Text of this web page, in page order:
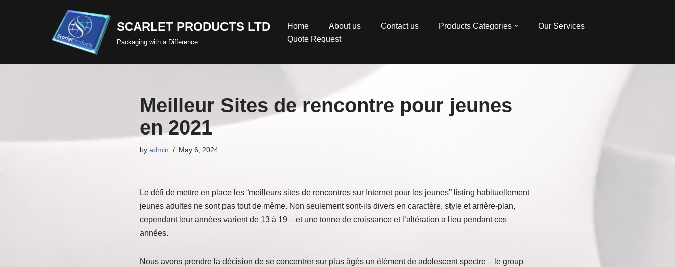
SCARLET PRODUCTS LTD
Packaging with a Difference
Home About us Contact us Products Categories
Our Services
Quote Request
Meilleur Sites de rencontre pour jeunes
en 2021
by admin May 6, 2024
Le défi de mettre en place les “meilleurs sites de rencontres sur Internet pour les jeunes” listing habituellement
jeunes adultes ne sont pas tout de même. Non seulement sont-ils divers en caractère, style et arrière-plan,
cependant leur années varient de 13 à 19 – et une tonne de croissance et l’altération a lieu pendant ces
années.
Nous avons prendre la décision de se concentrer sur plus âgés un élément de adolescent spectre – le group